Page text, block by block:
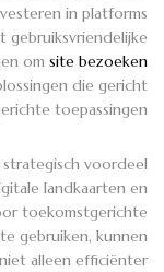
in platforms
gebruiksvriendelijke
om site bezoeken
die gericht
toepassingen.
voordeel
landkaarten en
toekomstgerichte
gebruiken, kunnen
alleen efficiënter